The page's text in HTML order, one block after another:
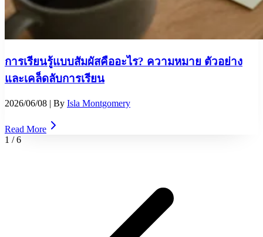
การเรียนรู้แบบสัมผัสคืออะไร? ความหมาย ตัวอย่าง
และเคล็ดลับการเรียน
2026/06/08 | By Isla Montgomery
Read More
1 /6